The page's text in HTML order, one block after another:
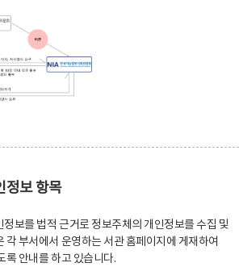
정보 항목
보를 법적 근거로 정보주체의 개인정보를 수집 및
각 부서에서 운영하는 서관 홈페이지에 게재하여
록 안내를 하고 있습니다.